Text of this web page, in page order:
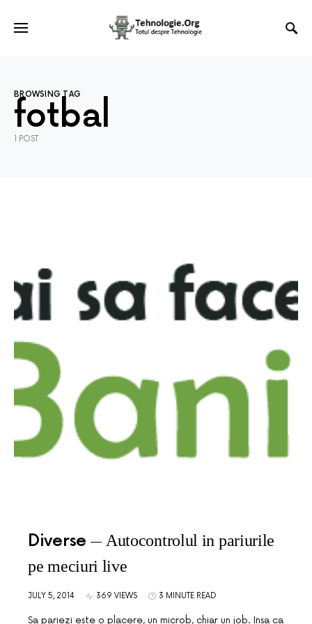
BROWSING TAG
fotbal
1 POST
Diverse
Autocontrolul in pariurile
pe meciuri live
JULY 5, 2014 369 VIEWS 3 MINUTE READ
Sa pariezi este o placere, un microb, chiar un job. Insa ca